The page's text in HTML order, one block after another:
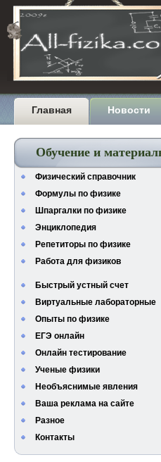
Главная Новости
Обучение и
Физический справочник
Формулы по физике
Шпаргалки по физике
Энциклопедия
Репетиторы по физике
Работа для физиков
Быстрый устный счет
Виртуальные лабораторные
Опыты по физике
ЕГЭ онлайн
Онлайн тестирование
Ученые физики
Необъяснимые явления
Ваша реклама на сайте
Разное
Контакты